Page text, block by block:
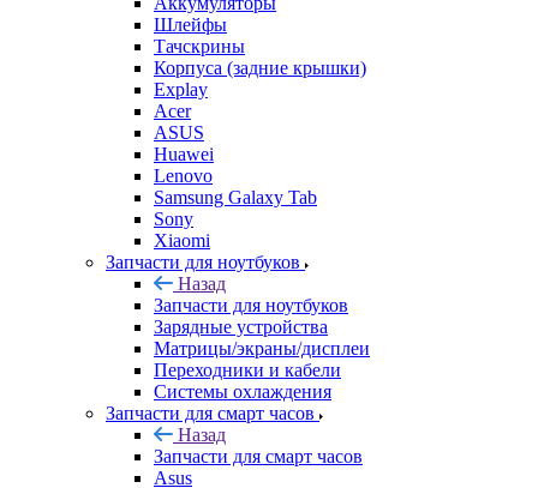
Acer
ASUS
Huawei
Lenovo
Samsung Galaxy Tab
Sony
Xiaomi
Запчасти для ноутбуков
Назад
Запчасти для ноутбуков
Зарядные устройства
Матрицы/экраны/дисплеи
Переходники и кабели
Системы охлаждения
Запчасти для смарт часов
Назад
Запчасти для смарт часов
Asus
Samsung
Аксессуары
Назад
Аксессуары